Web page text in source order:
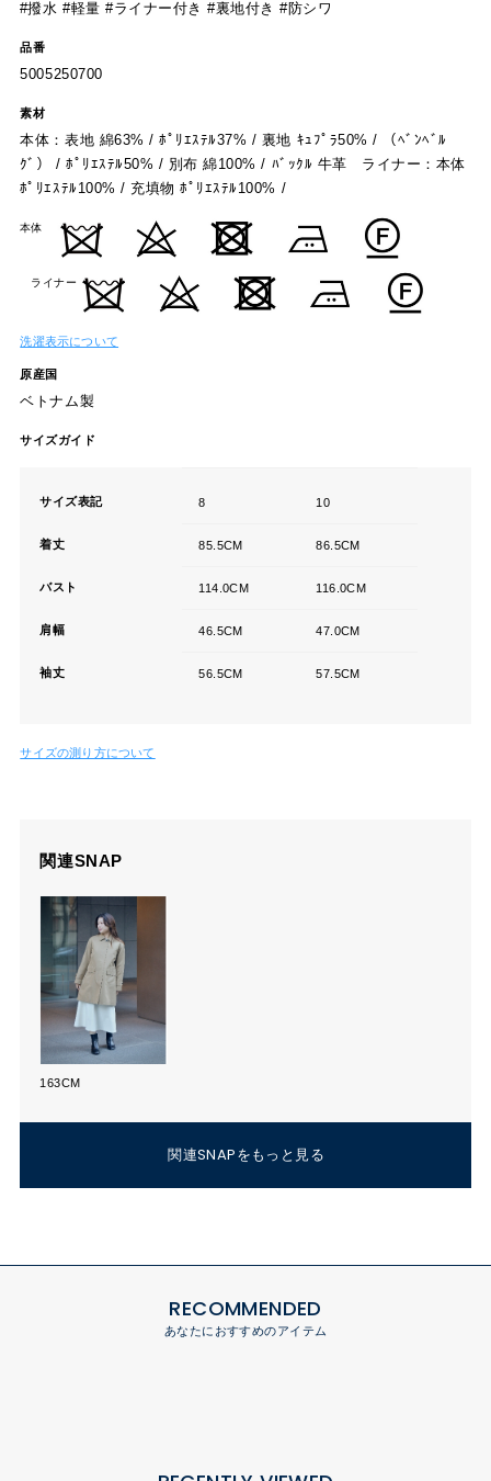
#撥水 #軽量 #ライナー付き #裏地付き #防シワ
品番
5005250700
素材
本体：表地 綿63% / ﾎﾟﾘｴｽﾃﾙ37% / 裏地 ｷｭﾌﾟﾗ50% / （ﾍﾞﾝﾍﾞﾙ
ｸﾞ） / ﾎﾟﾘｴｽﾃﾙ50% / 別布 綿100% / ﾊﾞｯｸﾙ 牛革 ライナー：本体
ﾎﾟﾘｴｽﾃﾙ100% / 充填物 ﾎﾟﾘｴｽﾃﾙ100% /
本体
ライナー
洗濯表示について
原産国
ベトナム製
サイズガイド
サイズ表記 8 10
着丈 85.5CM 86.5CM
バスト 114.0CM 116.0CM
肩幅 46.5CM 47.0CM
袖丈 56.5CM 57.5CM
サイズの測り方について
関連SNAP
163CM
関連SNAPをもっと見る
RECOMMENDED
あなたにおすすめのアイテム